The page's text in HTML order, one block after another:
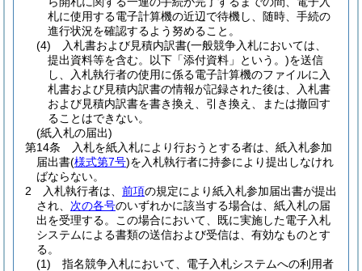
札に使用する電子計算機の近辺で待機し、随時、手続の
進行状況を確認するよう努めること。
(4)
入札書および見積内訳書(一般競争入札においては、
提出資料等を含む。以下「添付資料」という。)を送信
し、入札執行者の使用に係る電子計算機のファイルに入
札書および見積内訳書の情報が記録された後は、入札書
および見積内訳書を書き換え、引き換え、または撤回す
ることはできない。
(紙入札の届出)
第14条
入札を紙入札により行おうとする者は、紙入札参加
届出書(様式第7号)を入札執行者に持参により提出しなけれ
ばならない。
2
入札執行者は、 前項の規定により紙入札参加届出書が提出
され、 次の各号のいずれかに該当する場合は、紙入札の届
出を受理する。
この場合において、既に実施した電子入札
システムによる書類の送信および受信は、有効なものとす
る。
(1)
指名競争入札において、電子入札システムへの利用者